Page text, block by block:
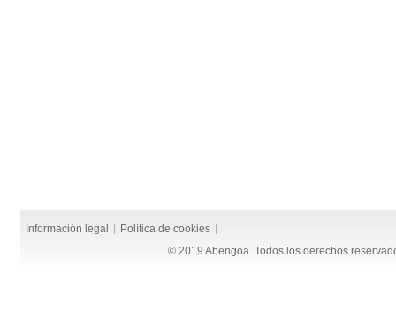
Información legal Política de cookies
© 2019 Abengoa. Todos los derechos